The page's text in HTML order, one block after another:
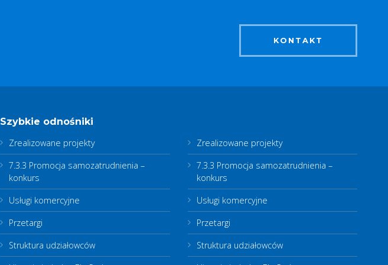
KONTAKT
Szybkie odnośniki
Zrealizowane projekty
7.3.3 Promocja samozatrudnienia –
konkurs
Usługi komercyjne
Przetargi
Struktura udziałowców
Zrealizowane projekty
7.3.3 Promocja samozatrudnienia –
konkurs
Usługi komercyjne
Przetargi
Struktura udziałowców